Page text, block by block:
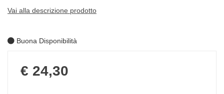
Vai alla descrizione prodotto
Buona Disponibilità
Prezzo
€ 24,30